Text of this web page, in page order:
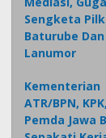
Sengketa
Baturube Dan
Lanumor
Kementerian
ATR/BPN,
Pemda Jawa